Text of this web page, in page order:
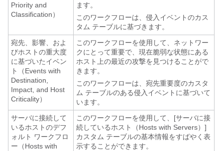
Priority and
Classification）
ます。
このワークフローは、侵入イベントのカス
タム テーブルに基づきます。
宛先、影響、およ
びホストの重大度
に基づいたイベン
ト（Events with
Destination,
Impact, and Host
Criticality）
このワークフローを使用して、ネットワー
クにとって重要で、現在脆弱な状態にある
ホスト上の最近の攻撃を見つけることがで
きます。
このワークフローは、宛先重要度のカスタ
ム テーブルのある侵入イベントに基づいて
います。
サーバに接続して
いるホストのデフ
ォルト ワークフロ
ー（Hosts with
このワークフローを使用して、[サーバに接
続しているホスト（Hosts with Servers）]
カスタム テーブルの基本情報をすばやく表
示することができます。